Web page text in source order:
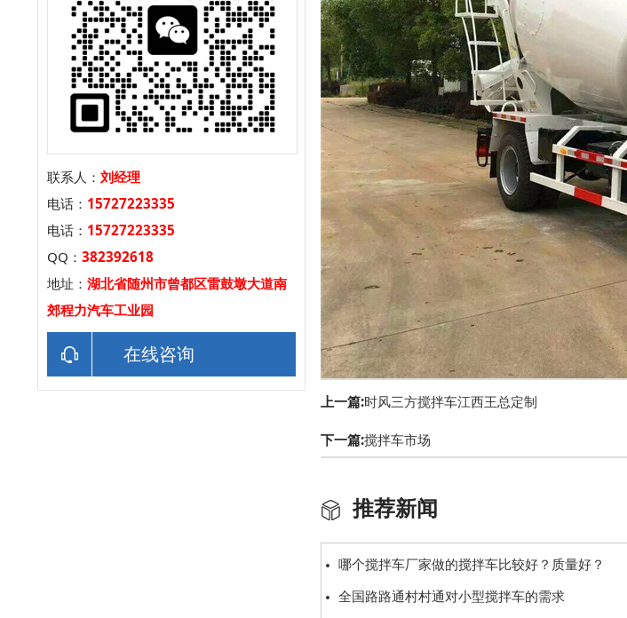
联系人： 刘经理
电话： 15727223335
电话： 15727223335
QQ： 382392618
地址： 湖北省随州市曾都区雷鼓墩大道南
郊程力汽车工业园
在线咨询
上一篇:时风三方搅拌车江西王总定制
下一篇:搅拌车市场
推荐新闻
哪个搅拌车厂家做的搅拌车比较好？质量好？
全国路路通村村通对小型搅拌车的需求